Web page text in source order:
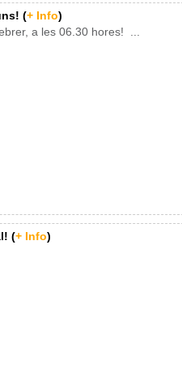
(+ Info)
a les 06.30 hores! ...
(+ Info)